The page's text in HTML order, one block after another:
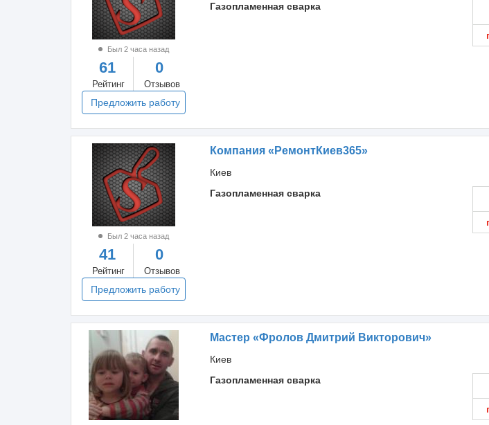
Был 2 часа назад
61
Рейтинг
0
Отзывов
Предложить работу
Газопламенная сварка
Был 2 часа назад
41
Рейтинг
0
Отзывов
Предложить работу
Компания «РемонтКиев365»
Киев
Газопламенная сварка
Мастер «Фролов Дмитрий Викторович»
Киев
Газопламенная сварка